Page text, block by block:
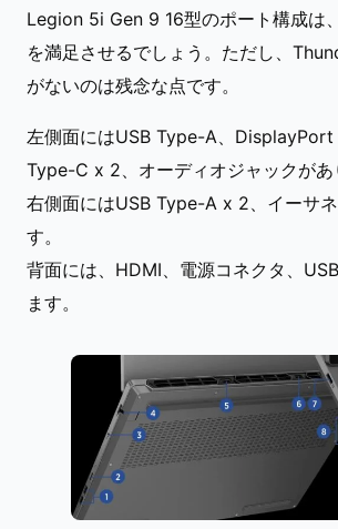
Legion 5i Gen 9 16型のポート構成は
を満足させるでしょう。ただし、
がないのは残念な点です。
左側面にはUSB Type-A、DisplayPort
Type-C x 2、オーディオジャックがあ
右側面にはUSB Type-A x 2、イーサ
す。
背面には、HDMI、電源コネクタ、
ます。